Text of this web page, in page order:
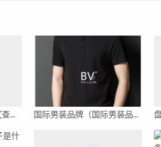
公开复刻衣服区别内幕 (查结果) 国际男装品牌（国际男装品牌十大排名）